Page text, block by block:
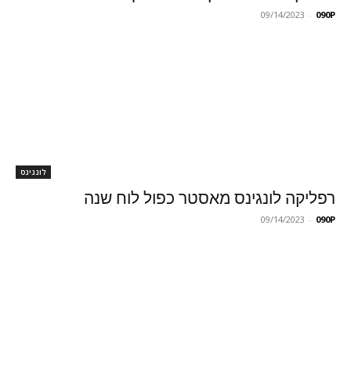
090P
-
09/14/2023
לונגינס
רפליקה לונגינס מאסטר כפול לוח שנה
090P
-
09/14/2023